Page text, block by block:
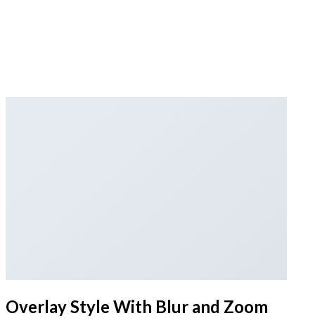
Overlay Style With Blur and Zoom